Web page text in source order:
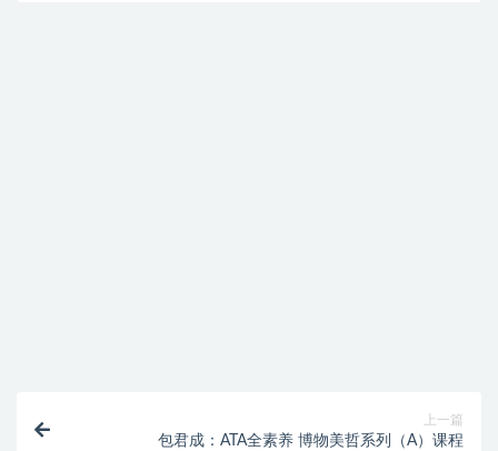
上一篇
包君成：ATA全素养 博物美哲系列（A）课程